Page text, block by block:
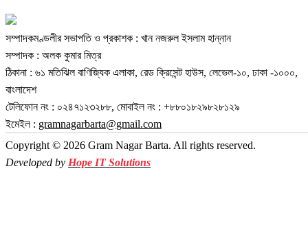
সম্পাদকমণ্ডলীর সভাপতি ও প্রকাশক : খান নজরুল ইসলাম হান্নান
সম্পাদক : অলক কুমার মিত্র
ঠিকানা : ৬১ মতিঝিল বাণিজ্যিক এলাকা, রেড ক্রিসেন্ট হাউস, লেভেল-১০, ঢাকা -১০০০,
বাংলাদেশ
টেলিফোন নং : ০২৪৭১২৩২৮৮, মোবাইল নং : +৮৮০১৮২৯৮২৮১২৯
ইমেইল : gramnagarbarta@gmail.com
Copyright © 2026 Gram Nagar Barta. All rights reserved.
Developed by Hope IT Solutions